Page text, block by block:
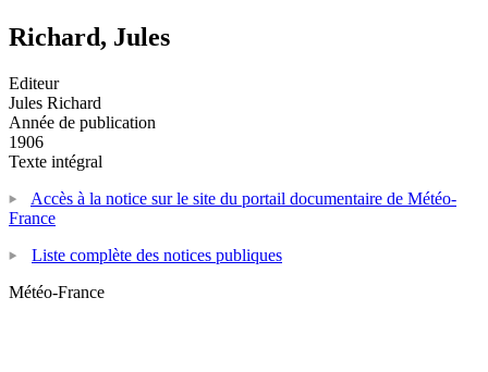
Richard, Jules
Editeur
Jules Richard
Année de publication
1906
Texte intégral
Accès à la notice sur le site du portail documentaire de Météo-
France
Liste complète des notices publiques
Météo-France